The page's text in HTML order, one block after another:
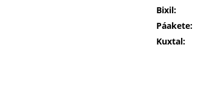
Bixil:
Páakete:
Kuxtal: